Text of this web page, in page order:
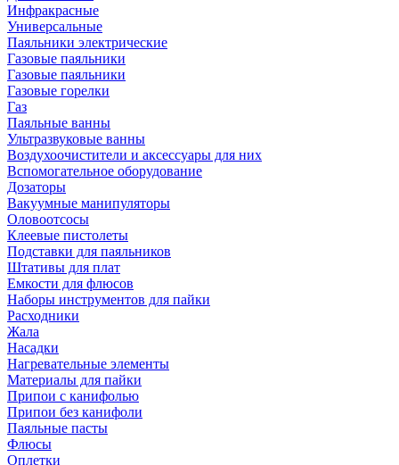
Инфракрасные
Универсальные
Паяльники электрические
Газовые паяльники
Газовые паяльники
Газовые горелки
Газ
Паяльные ванны
Ультразвуковые ванны
Воздухоочистители и аксессуары для них
Вспомогательное оборудование
Дозаторы
Вакуумные манипуляторы
Оловоотсосы
Клеевые пистолеты
Подставки для паяльников
Штативы для плат
Емкости для флюсов
Наборы инструментов для пайки
Расходники
Жала
Насадки
Нагревательные элементы
Материалы для пайки
Припои с канифолью
Припои без канифоли
Паяльные пасты
Флюсы
Оплетки